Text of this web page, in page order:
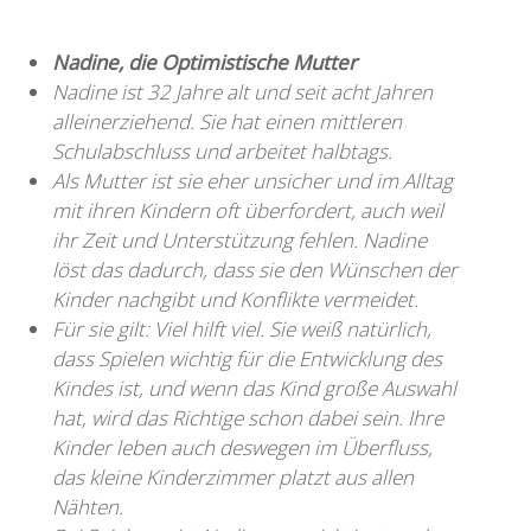
Nadine, die Optimistische Mutter
Nadine ist 32 Jahre alt und seit acht Jahren
alleinerziehend. Sie hat einen mittleren
Schulabschluss und arbeitet halbtags.
Als Mutter ist sie eher unsicher und im Alltag
mit ihren Kindern oft überfordert, auch weil
ihr Zeit und Unterstützung fehlen. Nadine
löst das dadurch, dass sie den Wünschen der
Kinder nachgibt und Konflikte vermeidet.
Für sie gilt: Viel hilft viel. Sie weiß natürlich,
dass Spielen wichtig für die Entwicklung des
Kindes ist, und wenn das Kind große Auswahl
hat, wird das Richtige schon dabei sein. Ihre
Kinder leben auch deswegen im Überfluss,
das kleine Kinderzimmer platzt aus allen
Nähten.